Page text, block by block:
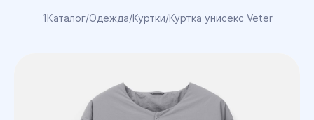
1Каталог/Одежда/Куртки/Куртка унисекс Veter